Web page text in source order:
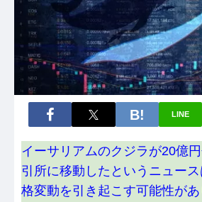
LINE
イーサリアムのクジラが20億
引所に移動したというニュー
格変動を引き起こす可能性があ